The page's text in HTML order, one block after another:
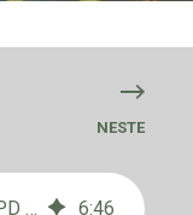
NESTE
Hvordan fungerer LCA og EPD sammen? 6:46